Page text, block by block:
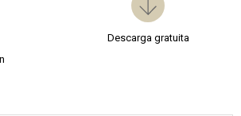
Descarga gratuita